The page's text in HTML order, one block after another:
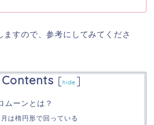
ますので、参考にしてみてくださ
Contents [hide ]
ムーンとは？
月は楕円形で回っている